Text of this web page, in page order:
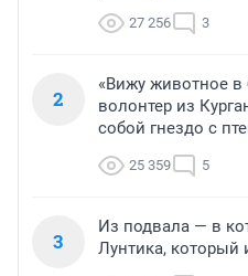
27 256 3
2
«Вижу животное в
волонтер из
собой гнездо с
25 359 5
3
Из подвала — в
Лунтика, который